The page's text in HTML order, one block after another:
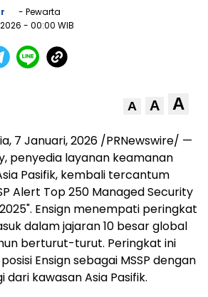
- Pewarta
- 00:00 WIB
A A A
, 7 Januari, 2026 /PRNewswire/ —
penyedia layanan keamanan
Pasifik, kembali tercantum
Alert Top 250 Managed Security
Ensign menempati peringkat
dalam jajaran 10 besar global
berturut-turut. Peringkat ini
Ensign sebagai MSSP dengan
kawasan Asia Pasifik.